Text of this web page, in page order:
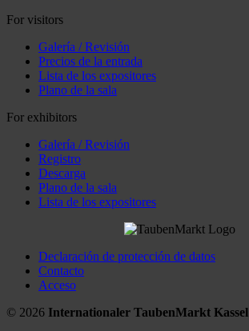
For visitors
Galería / Revisión
Precios de la entrada
Lista de los expositores
Plano de la sala
For exhibitors
Galería / Revisión
Registro
Descarga
Plano de la sala
Lista de los expositores
Declaración de protección de datos
Contacto
Acceso
© 2026 Internationaler TaubenMarkt Kassel